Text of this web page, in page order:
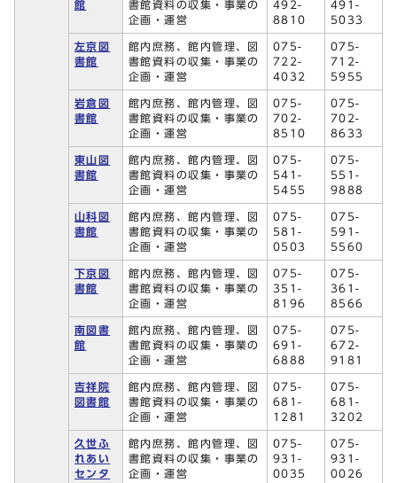
館
書館資料の収集・事業の
企画・運営
492-
8810
491-
5033
左京図
書館
館内庶務、館内管理、図
書館資料の収集・事業の
企画・運営
075-
722-
4032
075-
712-
5955
岩倉図
書館
館内庶務、館内管理、図
書館資料の収集・事業の
企画・運営
075-
702-
8510
075-
702-
8633
東山図
書館
館内庶務、館内管理、図
書館資料の収集・事業の
企画・運営
075-
541-
5455
075-
551-
9888
山科図
書館
館内庶務、館内管理、図
書館資料の収集・事業の
企画・運営
075-
581-
0503
075-
591-
5560
下京図
書館
館内庶務、館内管理、図
書館資料の収集・事業の
企画・運営
075-
351-
8196
075-
361-
8566
南図書
館
館内庶務、館内管理、図
書館資料の収集・事業の
企画・運営
075-
691-
6888
075-
672-
9181
吉祥院
図書館
館内庶務、館内管理、図
書館資料の収集・事業の
企画・運営
075-
681-
1281
075-
681-
3202
久世ふ
れあい
センタ
館内庶務、館内管理、図
書館資料の収集・事業の
企画・運営
075-
931-
0035
075-
931-
0026